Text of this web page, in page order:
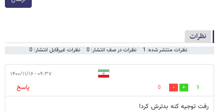
نظرات
نظرات منتشر شده: 1 نظرات در صف انتشار: 0 نظرات غیرقابل انتشار: 0
۰۹:۳۷ - ۱۴۰۰/۱۱/۱۶
9
0
پاسخ
رفت توجیه کنه بدترش کرد!